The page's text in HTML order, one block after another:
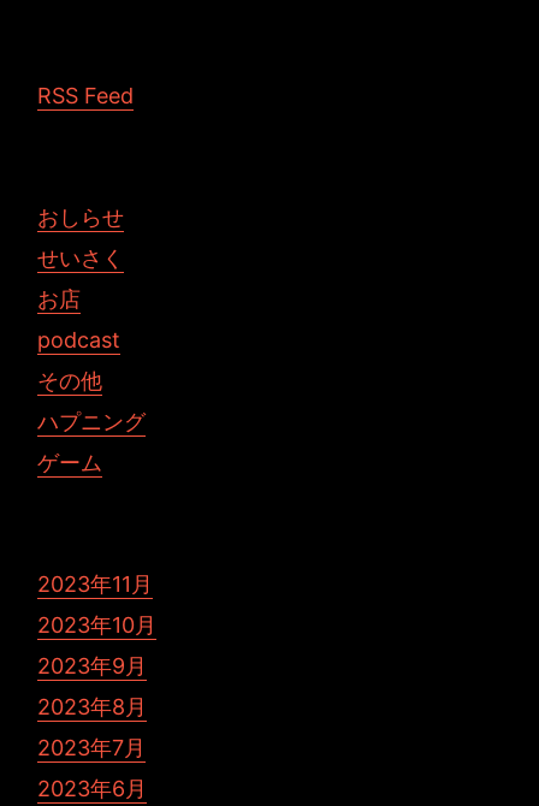
RSS Feed
おしらせ
せいさく
お店
podcast
その他
ハプニング
ゲーム
2023年11月
2023年10月
2023年9月
2023年8月
2023年7月
2023年6月